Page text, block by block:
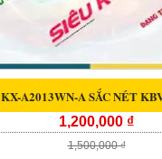
KX-A2013WN-A SẮC NÉT
1,200,000 ₫
1,500,000 ₫